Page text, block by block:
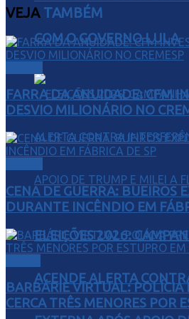
COM O GOVERNO LULA
ELEIÇÕES 2026:
ACENDE ALERTA
VEJATAMBÉM
FARRA DA ANUIDADE: CFM
DESVIO MILIONÁRIO NO
CENA DE GUERRA: BUEIROS
DURANTE INCÊNDIO EM
BARBÁRIE VIRTUAL: POLÍCIA
CERCA TRÊS MENORES POR